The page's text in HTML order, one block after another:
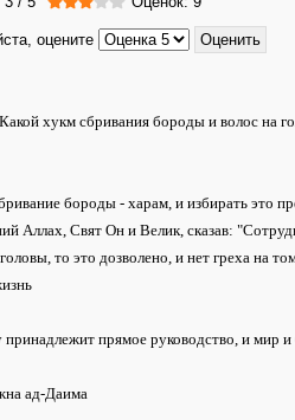
оцените
хукм сбривания бороды и волос на
бороды - харам, и избирать это
Аллах, Свят Он и Велик, сказав:
то это дозволено, и нет греха на
прямое руководство, и мир
ад-Даима